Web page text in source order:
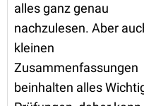
alles ganz genau
nachzulesen. Aber
kleinen
Zusammenfassungen
beinhalten alles